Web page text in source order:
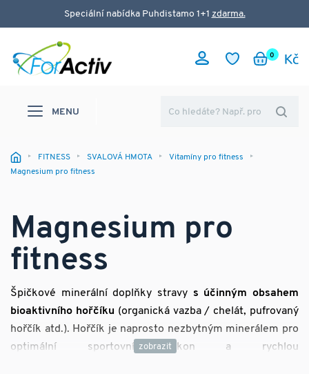
Speciální nabídka Puhdistamo 1+1 zdarma.
0
MENU
FITNESS SVALOVÁ HMOTA
Vitamíny pro fitness
Magnesium pro fitness
Magnesium pro
fitness
Špičkové minerální doplňky stravy s účinným obsahem
bioaktivního hořčíku (organická vazba / chelát, pufrovaný
hořčík atd.). Hořčík je naprosto nezbytným minerálem pro
optimální sportovní výkon a rychlou